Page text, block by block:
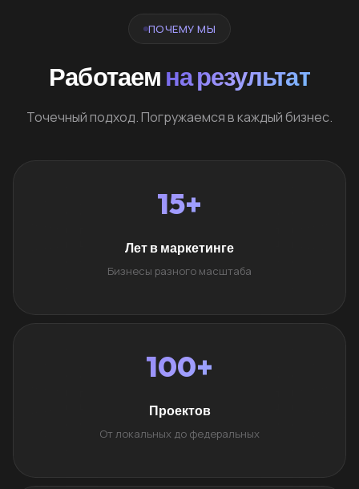
ПОЧЕМУ МЫ
Работаем на результат
Точечный подход. Погружаемся в каждый бизнес.
15+
Лет в маркетинге
Бизнесы разного масштаба
100+
Проектов
От локальных до федеральных